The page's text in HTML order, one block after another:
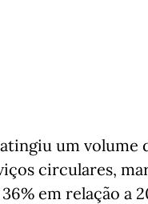
um volume
circulares,
em relação a